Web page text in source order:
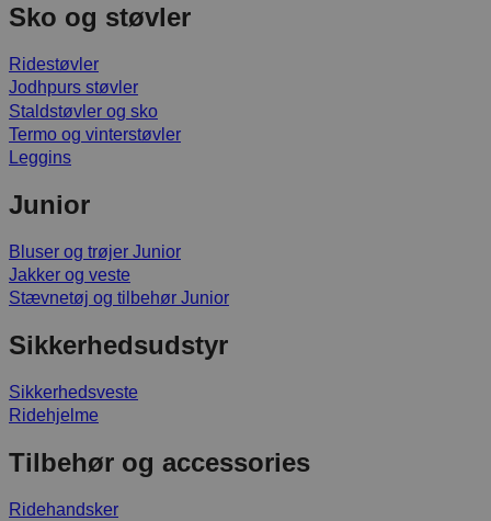
Sko og støvler
Ridestøvler
Jodhpurs støvler
Staldstøvler og sko
Termo og vinterstøvler
Leggins
Junior
Bluser og trøjer Junior
Jakker og veste
Stævnetøj og tilbehør Junior
Sikkerhedsudstyr
Sikkerhedsveste
Ridehjelme
Tilbehør og accessories
Ridehandsker